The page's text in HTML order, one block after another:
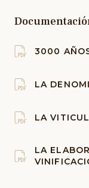
3000
LA
LA
LA